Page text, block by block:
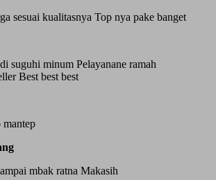
sesuai kualitasnya Top nya pake banget
suguhi minum Pelayanane ramah
Best best best
mantep
mbak ratna Makasih